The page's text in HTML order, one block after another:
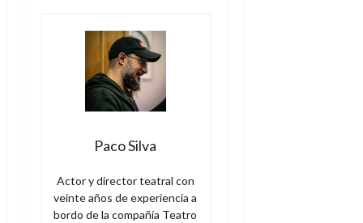
Paco Silva
Actor y director teatral con
veinte años de experiencia a
bordo de la compañía Teatro